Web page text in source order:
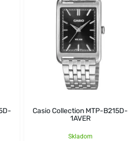
Casio Collection MTP-B215D-
1AVER
Skladom